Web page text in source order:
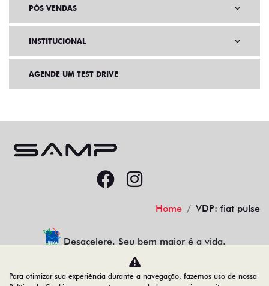
PÓS VENDAS
INSTITUCIONAL
AGENDE UM TEST DRIVE
Home VDP: fiat pulse
Desacelere. Seu bem maior é a vida.
Para otimizar sua experiência durante a navegação, fazemos uso de nossa